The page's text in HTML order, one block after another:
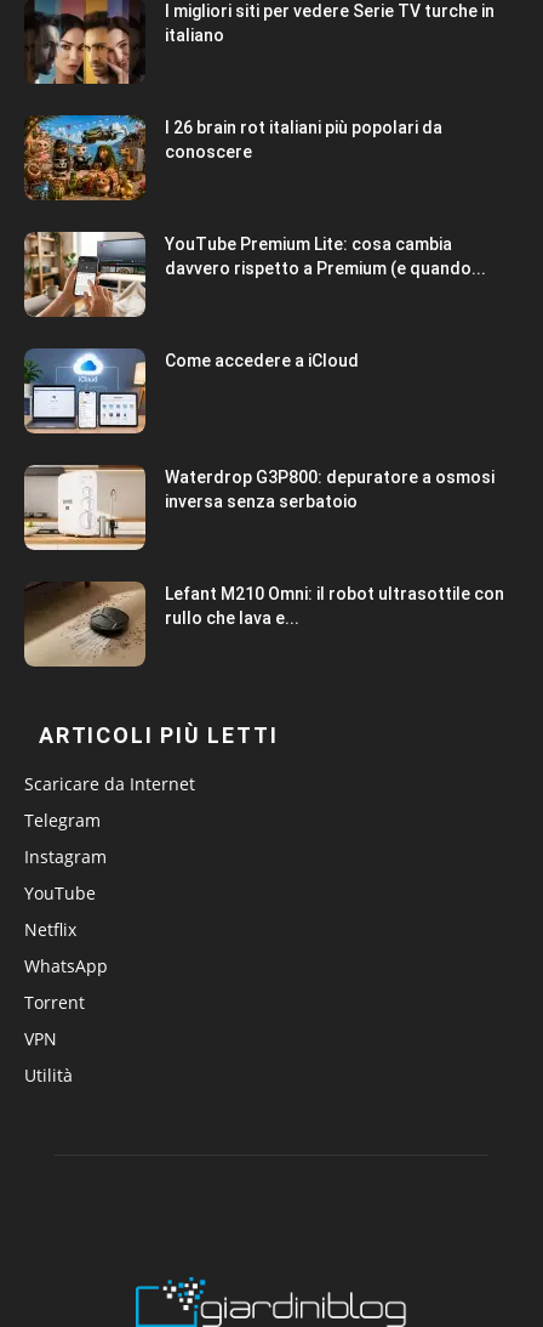
I migliori siti per vedere Serie TV turche in
italiano
I 26 brain rot italiani più popolari da
conoscere
YouTube Premium Lite: cosa cambia
davvero rispetto a Premium (e quando...
Come accedere a iCloud
Waterdrop G3P800: depuratore a osmosi
inversa senza serbatoio
Lefant M210 Omni: il robot ultrasottile con
rullo che lava e...
ARTICOLI PIÙ LETTI
Scaricare da Internet
Telegram
Instagram
YouTube
Netflix
WhatsApp
Torrent
VPN
Utilità